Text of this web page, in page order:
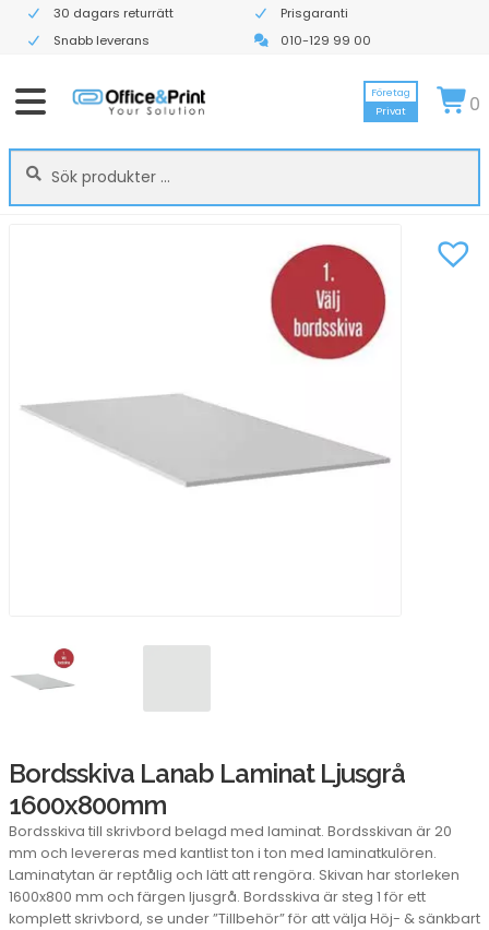
30 dagars returrätt
Prisgaranti
Snabb leverans
010-129 99 00
Sök
efter:
Sök
Företag
Privat
0
Bordsskiva Lanab Laminat Ljusgrå
1600x800mm
Bordsskiva till skrivbord belagd med laminat. Bordsskivan är 20
mm och levereras med kantlist ton i ton med laminatkulören.
Laminatytan är reptålig och lätt att rengöra. Skivan har storleken
1600x800 mm och färgen ljusgrå. Bordsskiva är steg 1 för ett
komplett skrivbord, se under ”Tillbehör” för att välja Höj- & sänkbart